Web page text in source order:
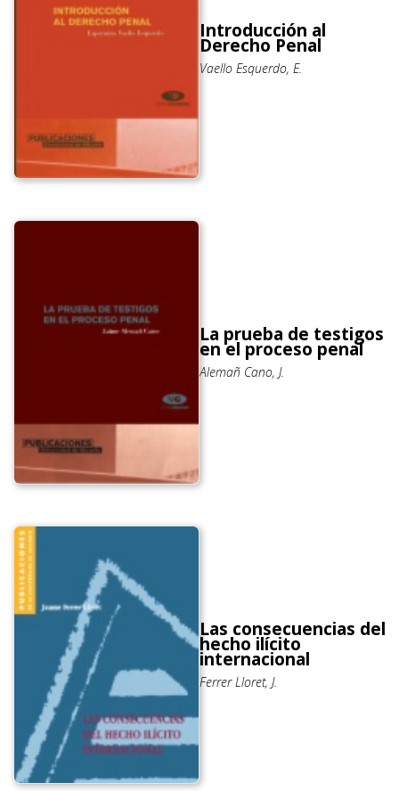
Introducción al
Derecho Penal
Vaello Esquerdo, E.
La prueba de testigos
en el proceso penal
Alemañ Cano, J.
Las consecuencias del
hecho ilícito
internacional
Ferrer Lloret, J.